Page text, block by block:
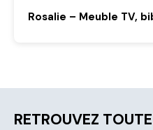
Rosalie – Meuble TV,
RETROUVEZ